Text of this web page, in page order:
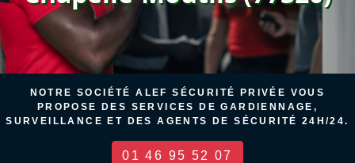
NOTRE SOCIÉTÉ ALEF SÉCURITÉ PRIVÉE VOUS
PROPOSE DES SERVICES DE GARDIENNAGE,
SURVEILLANCE ET DES AGENTS DE SÉCURITÉ 24H/24.
01 46 95 52 07